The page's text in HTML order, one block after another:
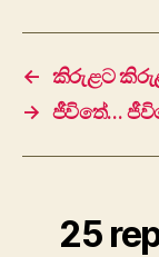
← කිරුළට
→ ජීවි‍තේ…
25